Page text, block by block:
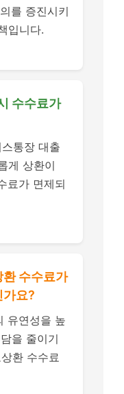
를 증진시키
입니다.
수수료가
통장 대출
게 상환이
료가 면제되
환 수수료가
가요?
유연성을 높
을 줄이기
환 수수료